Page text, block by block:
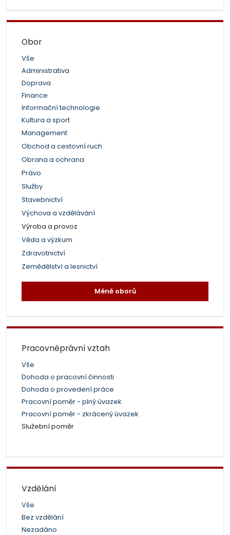
Obor
Vše
Administrativa
Doprava
Finance
Informační technologie
Kultura a sport
Management
Obchod a cestovní ruch
Obrana a ochrana
Právo
Služby
Stavebnictví
Výchova a vzdělávání
Výroba a provoz
Věda a výzkum
Zdravotnictví
Zemědělství a lesnictví
Méně oborů
Pracovněprávní vztah
Vše
Dohoda o pracovní činnosti
Dohoda o provedení práce
Pracovní poměr - plný úvazek
Pracovní poměr - zkrácený úvazek
Služební poměr
Vzdělání
Vše
Bez vzdělání
Nezadáno